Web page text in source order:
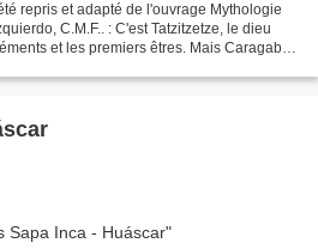
repris et adapté de l'ouvrage Mythologie
C.M.F.. : C'est Tatzitzetze, le dieu
et les premiers êtres. Mais Caragabí